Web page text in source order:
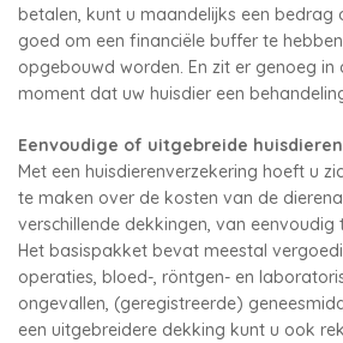
betalen, kunt u maandelijks een bedrag
goed om een financiële buffer te
opgebouwd worden. En zit er genoeg
moment dat uw huisdier een
Eenvoudige of uitgebreide huisdieren
Met een huisdierenverzekering hoeft u
te maken over de kosten van de
verschillende dekkingen, van
Het basispakket bevat meestal
operaties, bloed-, röntgen- en
ongevallen, (geregistreerde)
een uitgebreidere dekking kunt u ook